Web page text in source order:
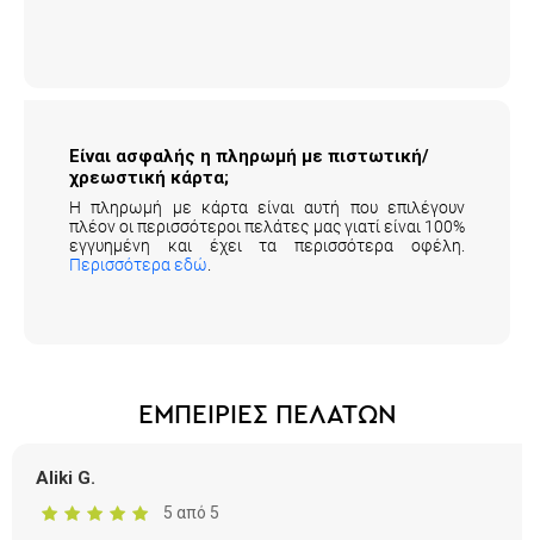
Είναι ασφαλής η πληρωμή με πιστωτική/
χρεωστική κάρτα;
Η πληρωμή με κάρτα είναι αυτή που επιλέγουν
πλέον οι περισσότεροι πελάτες μας γιατί είναι 100%
εγγυημένη και έχει τα περισσότερα οφέλη.
Περισσότερα εδώ
ΕΜΠΕΙΡΙΕΣ ΠΕΛΑΤΩΝ
Aliki G.
5 από 5